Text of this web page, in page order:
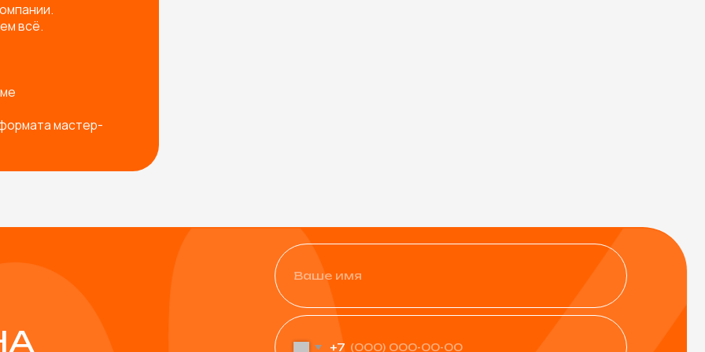
ваш запрос